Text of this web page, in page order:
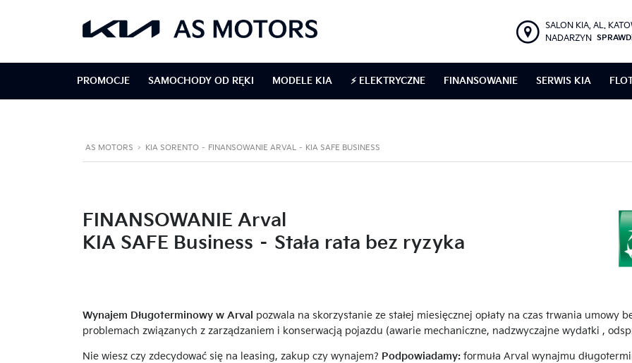
SALON KIA, AL.
NADARZYN
PROMOCJE SAMOCHODY OD RĘKI MODELE KIA ⚡ ELEKTRYCZNE FINANSOWANIE SERWIS KIA
AS MOTORS > KIA SORENTO – FINANSOWANIE ARVAL – KIA SAFE BUSINESS
FINANSOWANIE Arval
KIA SAFE Business – Stała rata bez ryzyka
Wynajem Długoterminowy w Arval pozwala na skorzystanie ze stałej miesięcznej opłaty na czas trwania umowy
problemach związanych z zarządzaniem i konserwacją pojazdu (awarie mechaniczne, nadzwyczajne wydatki ,
Nie wiesz czy zdecydować się na leasing, zakup czy wynajem? Podpowiadamy: formuła Arval wynajmu